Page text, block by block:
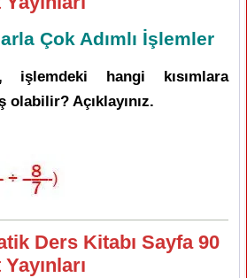
Çok Adımlı İşlemler
hangi kısımlara
Açıklayınız.
Ders Kitabı Sayfa 90